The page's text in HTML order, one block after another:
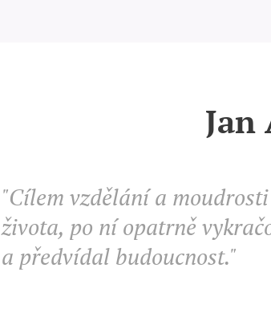
Jan
"Cílem vzdělání a
života, po ní opatrně
a předvídal budoucnost."